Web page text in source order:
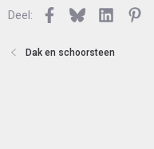
Deel: Facebook
BlueskyLinkedIn
Dak en schoorsteen